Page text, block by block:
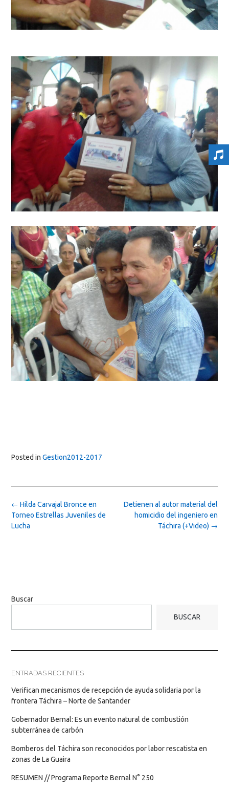
Posted in Gestion2012-2017
Post
navigation
Detienen al autor material del
homicidio del ingeniero en
Táchira (+Video) →
← Hilda Carvajal Bronce en
Torneo Estrellas Juveniles de
Lucha
Buscar
BUSCAR
ENTRADAS RECIENTES
Verifican mecanismos de recepción de ayuda solidaria por la
frontera Táchira – Norte de Santander
Gobernador Bernal: Es un evento natural de combustión
subterránea de carbón
Bomberos del Táchira son reconocidos por labor rescatista en
zonas de La Guaira
RESUMEN // Programa Reporte Bernal N° 250